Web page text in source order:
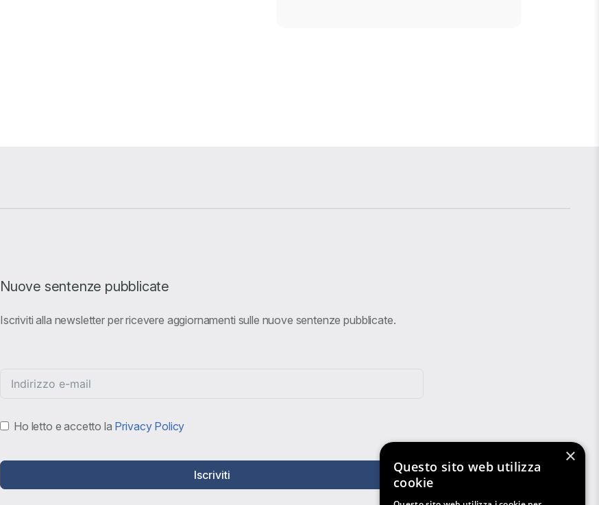
Nuove sentenze pubblicate
Iscriviti alla newsletter per ricevere aggiornamenti sulle nuove sentenze pubblicate.
Ho letto e accetto la Privacy Policy
Iscriviti
×
Questo sito web utilizza
cookie